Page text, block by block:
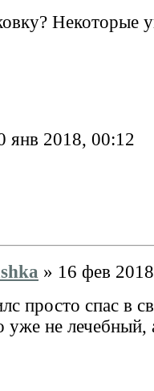
Некоторые
янв 2018, 00:12
» 16 фев
просто спас в
уже не